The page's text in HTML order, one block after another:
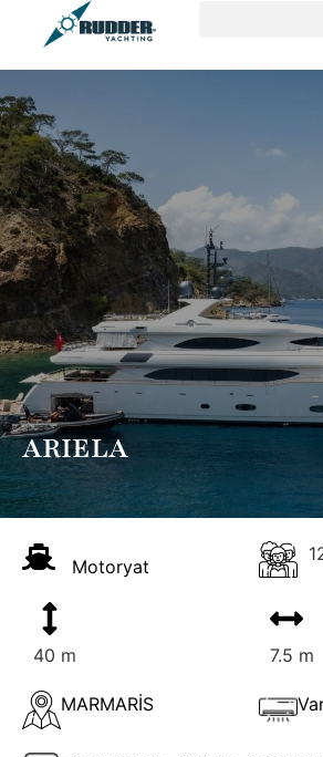
ARIELA
Motoryat
40 m 7.5 m
MARMARİS